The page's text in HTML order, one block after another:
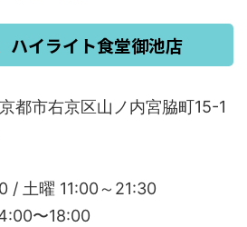
ハイライト食堂御池店
都市右京区山ノ内宮脇町15-1
/ 土曜 11:00～21:30
〜18:00